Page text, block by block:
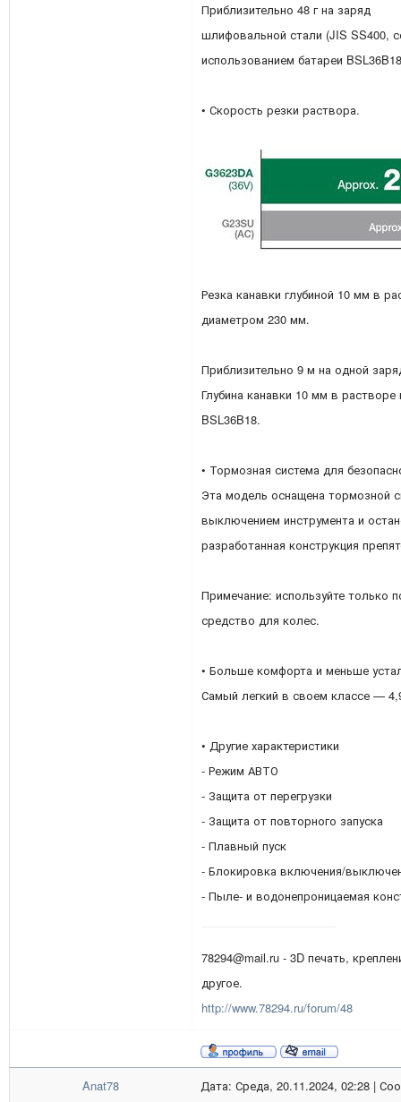
Приблизительно 48 г на заряд
шлифовальной стали (JIS SS400,
использованием батареи
• Скорость резки раствора.
Резка канавки глубиной 10 мм в
диаметром 230 мм.
Приблизительно 9 м на одной
Глубина канавки 10 мм в
BSL36B18.
• Тормозная система для
Эта модель оснащена тормозной
выключением инструмента и
разработанная конструкция
Примечание: используйте
средство для колес.
• Больше комфорта и меньше
Самый легкий в своем классе —
• Другие характеристики
- Режим АВТО
- Защита от перегрузки
- Защита от повторного запуска
- Плавный пуск
- Блокировка включения/
- Пыле- и водонепроницаемая
78294@mail.ru - 3D печать,
другое.
http://www.78294.ru/forum/48
Anat78 Дата: Среда, 20.11.2024, 02:28 |